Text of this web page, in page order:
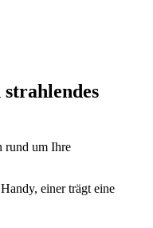
rund um Ihre